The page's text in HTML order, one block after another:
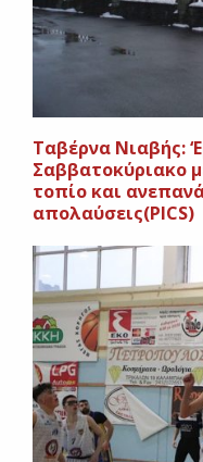
Ταβέρνα Νιαβής:
Σαββατοκύριακο
τοπίο και
απολαύσεις(PICS)